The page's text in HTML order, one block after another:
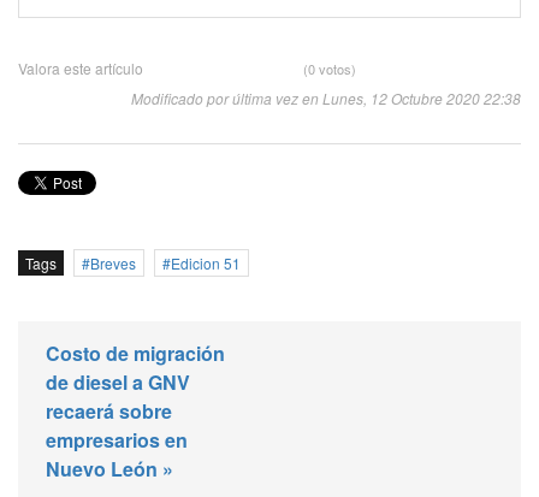
Valora este artículo (0 votos)
Modificado por última vez en Lunes, 12 Octubre 2020 22:38
Tags Breves Edicion 51
Costo de migración
de diesel a GNV
recaerá sobre
empresarios en
Nuevo León »